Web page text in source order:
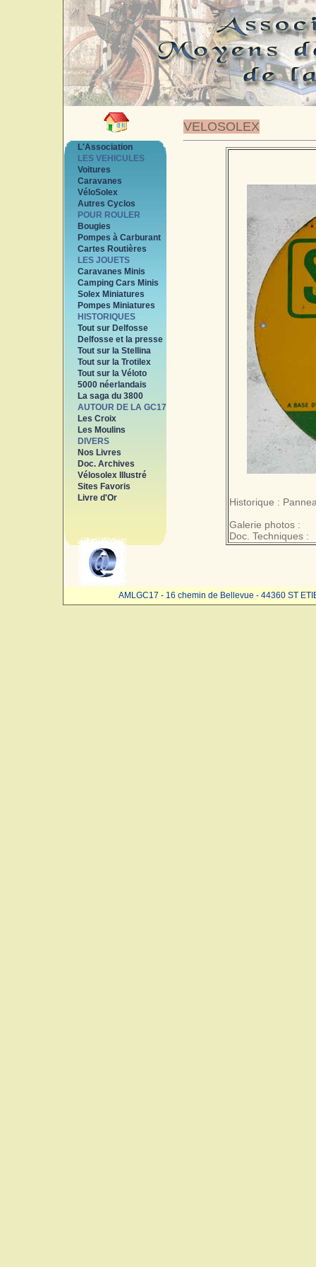
VELOSOLEX
L'Association
LES VEHICULES
Voitures
Caravanes
VéloSolex
Autres Cyclos
POUR ROULER
Bougies
Pompes à Carburant
Cartes Routières
LES JOUETS
Caravanes Minis
Camping Cars Minis
Solex Miniatures
Pompes Miniatures
HISTORIQUES
Tout sur Delfosse
Delfosse et la presse
Tout sur la Stellina
Tout sur la Trotilex
Tout sur la Véloto
5000 néerlandais
La saga du 3800
AUTOUR DE LA GC17
Les Croix
Les Moulins
DIVERS
Nos Livres
Doc. Archives
Vélosolex Illustré
Sites Favoris
Livre d'Or
Historique :
Galerie photos :
Doc. Techniques :
AMLGC17 - 16 chemin de Bellevue - 44360 ST